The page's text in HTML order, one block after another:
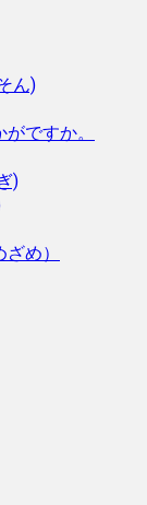
ん)
ですか。
)
め）